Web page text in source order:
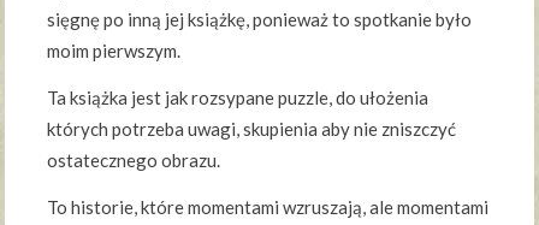
sięgnę po inną jej książkę, ponieważ to spotkanie było
moim pierwszym.
Ta książka jest jak rozsypane puzzle, do ułożenia
których potrzeba uwagi, skupienia aby nie zniszczyć
ostatecznego obrazu.
To historie, które momentami wzruszają, ale momentami